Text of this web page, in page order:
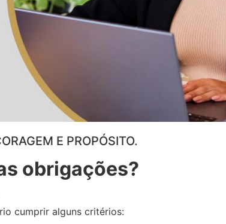
E PROPÓSITO.
obrigações?
cumprir alguns critérios: